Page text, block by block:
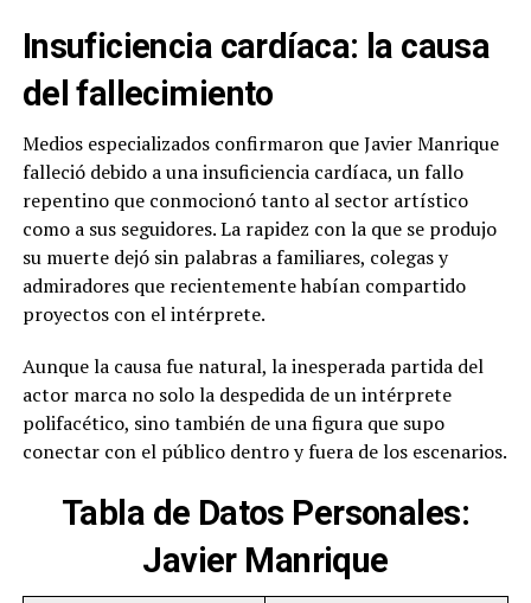
Insuficiencia cardíaca: la causa
del fallecimiento
Medios especializados confirmaron que Javier Manrique
falleció debido a una insuficiencia cardíaca, un fallo
repentino que conmocionó tanto al sector artístico
como a sus seguidores. La rapidez con la que se produjo
su muerte dejó sin palabras a familiares, colegas y
admiradores que recientemente habían compartido
proyectos con el intérprete.
Aunque la causa fue natural, la inesperada partida del
actor marca no solo la despedida de un intérprete
polifacético, sino también de una figura que supo
conectar con el público dentro y fuera de los escenarios.
Tabla de Datos Personales:
Javier Manrique